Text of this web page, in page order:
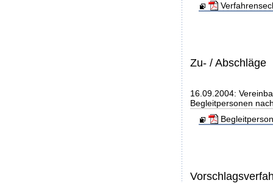
Zu- / Abschläge
16.09.2004:
Begleitpersonen